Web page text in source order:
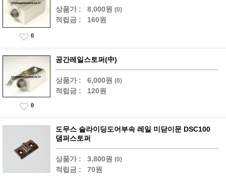
상품가 : 8,000원 (0)
적립금 : 160원
0
공간레일스토퍼(中)
상품가 : 6,000원 (0)
적립금 : 120원
0
도무스 슬라이딩도어부속 레일 미닫이문 DSC100
댐퍼스토퍼
상품가 : 3,800원 (0)
적립금 : 70원